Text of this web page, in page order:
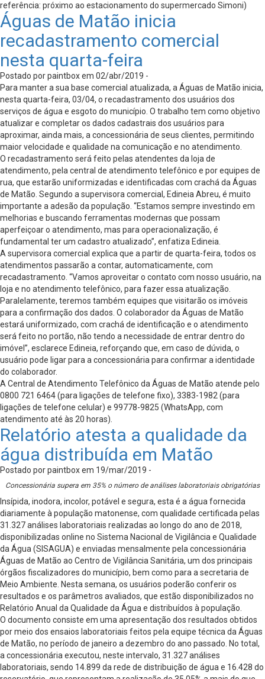
referência: próximo ao estacionamento do supermercado Simoni)
Águas de Matão inicia
recadastramento comercial
nesta quarta-feira
Postado por paintbox em 02/abr/2019 -
Para manter a sua base comercial atualizada, a Águas de Matão inicia,
nesta quarta-feira, 03/04, o recadastramento dos usuários dos
serviços de água e esgoto do município. O trabalho tem como objetivo
atualizar e completar os dados cadastrais dos usuários para
aproximar, ainda mais, a concessionária de seus clientes, permitindo
maior velocidade e qualidade na comunicação e no atendimento.
O recadastramento será feito pelas atendentes da loja de
atendimento, pela central de atendimento telefônico e por equipes de
rua, que estarão uniformizadas e identificadas com crachá da Águas
de Matão. Segundo a supervisora comercial, Edineia Abreu, é muito
importante a adesão da população. “Estamos sempre investindo em
melhorias e buscando ferramentas modernas que possam
aperfeiçoar o atendimento, mas para operacionalização, é
fundamental ter um cadastro atualizado”, enfatiza Edineia.
A supervisora comercial explica que a partir de quarta-feira, todos os
atendimentos passarão a contar, automaticamente, com
recadastramento. “Vamos aproveitar o contato com nosso usuário, na
loja e no atendimento telefônico, para fazer essa atualização.
Paralelamente, teremos também equipes que visitarão os imóveis
para a confirmação dos dados. O colaborador da Águas de Matão
estará uniformizado, com crachá de identificação e o atendimento
será feito no portão, não tendo a necessidade de entrar dentro do
imóvel”, esclarece Edineia, reforçando que, em caso de dúvida, o
usuário pode ligar para a concessionária para confirmar a identidade
do colaborador.
A Central de Atendimento Telefônico da Águas de Matão atende pelo
0800 721 6464 (para ligações de telefone fixo), 3383-1982 (para
ligações de telefone celular) e 99778-9825 (WhatsApp, com
atendimento até às 20 horas).
Relatório atesta a qualidade da
água distribuída em Matão
Postado por paintbox em 19/mar/2019 -
Concessionária supera em 35% o número de análises laboratoriais obrigatórias
Insípida, inodora, incolor, potável e segura, esta é a água fornecida
diariamente à população matonense, com qualidade certificada pelas
31.327 análises laboratoriais realizadas ao longo do ano de 2018,
disponibilizadas online no Sistema Nacional de Vigilância e Qualidade
da Água (SISAGUA) e enviadas mensalmente pela concessionária
Águas de Matão ao Centro de Vigilância Sanitária, um dos principais
órgãos fiscalizadores do município, bem como para a secretaria de
Meio Ambiente. Nesta semana, os usuários poderão conferir os
resultados e os parâmetros avaliados, que estão disponibilizados no
Relatório Anual da Qualidade da Água e distribuídos à população.
O documento consiste em uma apresentação dos resultados obtidos
por meio dos ensaios laboratoriais feitos pela equipe técnica da Águas
de Matão, no período de janeiro a dezembro do ano passado. No total,
a concessionária executou, neste intervalo, 31.327 análises
laboratoriais, sendo 14.899 da rede de distribuição de água e 16.428 do